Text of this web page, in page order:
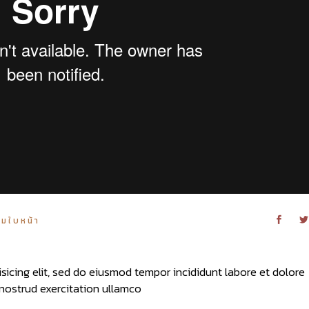
ใบหน้า
elit, sed do eiusmod tempor incididunt labore et dolore
exercitation ullamco